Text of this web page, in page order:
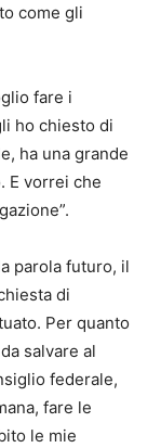
come gli
fare i
ho chiesto di
ha una grande
E vorrei che
parola futuro, il
di
Per quanto
salvare al
federale,
fare le
le mie